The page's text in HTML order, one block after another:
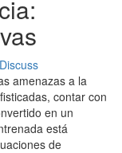
Discuss
amenazas a la
contar con
en un
está
de